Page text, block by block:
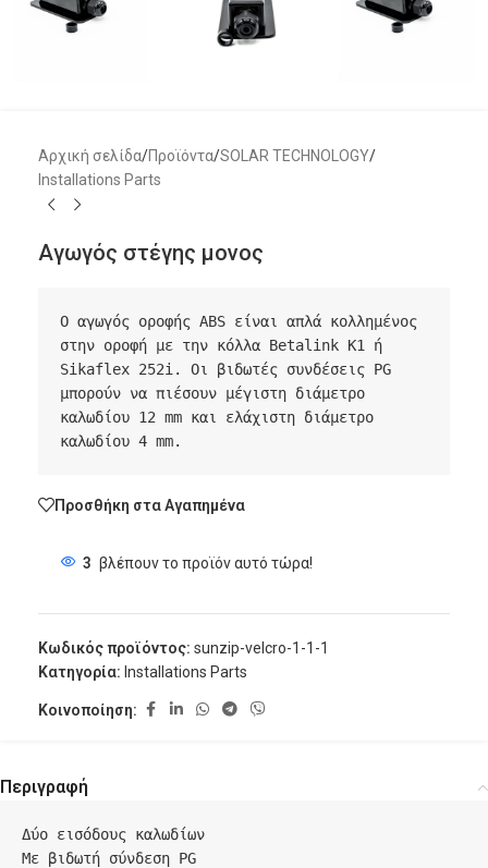
Αρχική σελίδα/Προϊόντα/SOLAR TECHNOLOGY/
Installations Parts
Αγωγός στέγης μονος
Ο αγωγός οροφής ABS είναι απλά κολλημένος
στην οροφή με την κόλλα Betalink K1 ή
Sikaflex 252i. Οι βιδωτές συνδέσεις PG
μπορούν να πιέσουν μέγιστη διάμετρο
καλωδίου 12 mm και ελάχιστη διάμετρο
Προσθήκη στα Αγαπημένα
3 βλέπουν το προϊόν αυτό τώρα!
Κωδικός προϊόντος: sunzip-velcro-1-1-1
Κατηγορία: Installations Parts
Κοινοποίηση:
Περιγραφή
Δύο εισόδους καλωδίων
Με βιδωτή σύνδεση PG